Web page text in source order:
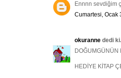
Ennnn sevdiğim
Cumartesi, Ocak
okuranne dedi
DOĞUMGÜNÜN
HEDİYE KİTAP